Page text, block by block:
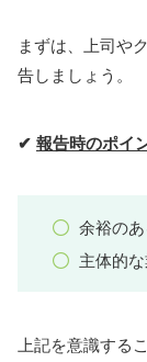
まずは、上司や
告しましょう。
✔ 報告時のポイ
余裕の
主体的
上記を意識する